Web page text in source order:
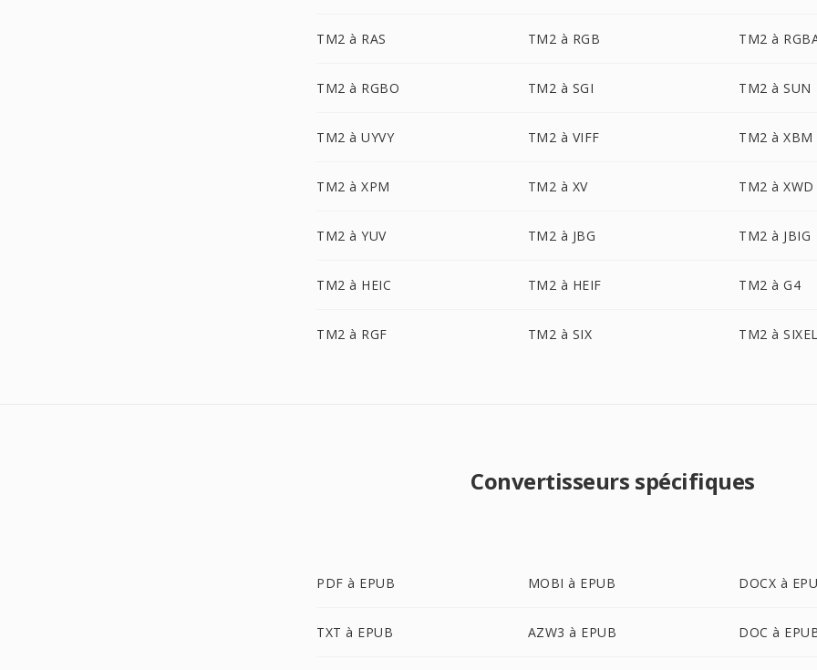
TM2 à RAS TM2 à RGB TM2 à
TM2 à RGBO TM2 à SGI TM2 à SUN
TM2 à UYVY TM2 à VIFF TM2 à XBM
TM2 à XPM TM2 à XV TM2 à XWD
TM2 à YUV TM2 à JBG TM2 à JBIG
TM2 à HEIC TM2 à HEIF TM2 à G4
TM2 à RGF TM2 à SIX TM2 à
Convertisseurs spécifiques
PDF à EPUB MOBI à EPUB DOCX à
TXT à EPUB AZW3 à EPUB DOC à